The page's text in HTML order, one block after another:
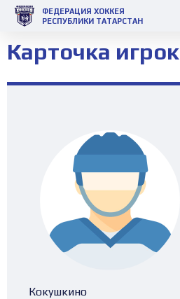
ФЕДЕРАЦИЯ ХОККЕЯ
РЕСПУБЛИКИ ТАТАРСТАН
Карточка
Кокушкино